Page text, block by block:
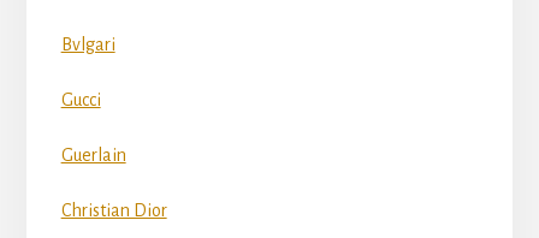
Bvlgari
Gucci
Guerlain
Christian Dior